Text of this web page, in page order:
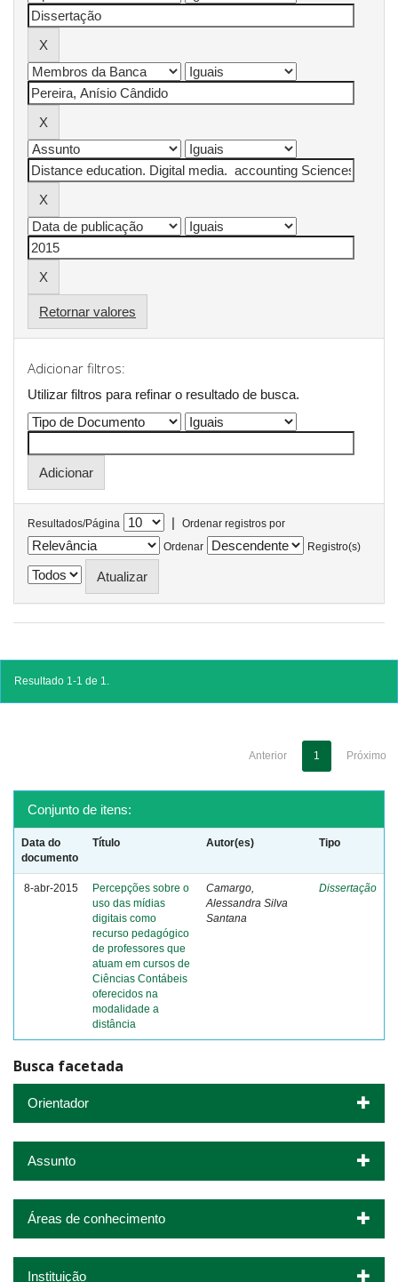
Retornar valores
Adicionar filtros:
Utilizar filtros para refinar o resultado de busca.
Resultados/Página |
Ordenar registros por
Ordenar
Registro(s)
Resultado 1-1 de 1.
Anterior 1 Próximo
Conjunto de itens:
Data do
documento
Título Autor(es) Tipo
8-abr-2015
Percepções sobre o
uso das mídias
digitais como
recurso pedagógico
de professores que
atuam em cursos de
Ciências Contábeis
oferecidos na
modalidade a
distância
Camargo,
Alessandra Silva
Santana
Dissertação
Busca facetada
Orientador
Assunto
Áreas de conhecimento
Instituição